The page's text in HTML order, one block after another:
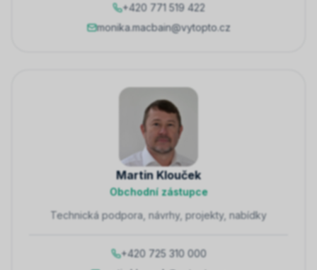
+420 771 519 422
monika.macbain@vytopto.cz
Martin Klouček
Obchodní zástupce
Technická podpora, návrhy, projekty, nabídky
+420 725 310 000